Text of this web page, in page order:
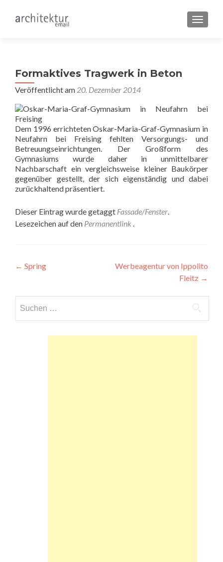
Formaktives Tragwerk in Beton
Veröffentlicht am 20. Dezember 2014
Dem 1996 errichteten Oskar-Maria-Graf-Gymnasium in
Neufahrn bei Freising fehlten Versorgungs- und
Betreuungseinrichtungen. Der Großform des
Gymnasiums wurde daher in unmittelbarer
Nachbarschaft ein vergleichsweise kleiner Baukörper
gegenüber gestellt, der sich eigenständig und dabei
zurückhaltend präsentiert.
Dieser Eintrag wurde getaggt Fassade/Fenster.
Lesezeichen auf den Permanentlink .
Beitragsnavigation
← Spring
Werbeagentur von Ippolito
Fleitz →
nach: